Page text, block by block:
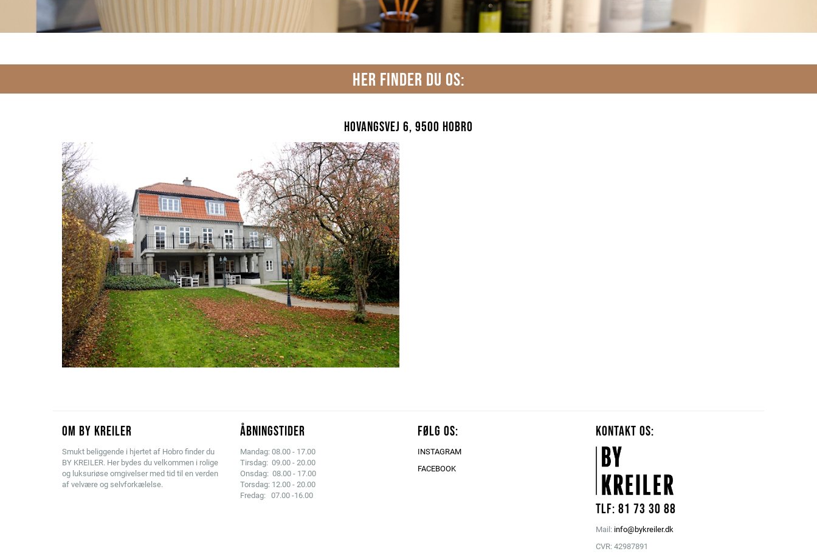
HER FINDER DU OS:
Hovangsvej 6, 9500 Hobro
OM BY KREILER
Smukt beliggende i hjertet af Hobro finder du
BY KREILER. Her bydes du velkommen i rolige
og luksuriøse omgivelser med tid til en verden
af velvære og selvforkælelse.
ÅBNINGSTIDER
Mandag: 08.00 - 17.00
Tirsdag: 09.00 - 20.00
Onsdag: 08.00 - 17.00
Torsdag: 12.00 - 20.00
Fredag: 07.00 -16.00
FØLG OS:
INSTAGRAM
FACEBOOK
KONTAKT OS:
Tlf: 81 73 30 88
Mail: info@bykreiler.dk
CVR: 42987891